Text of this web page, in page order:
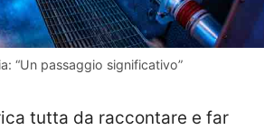
“Un passaggio significativo”
tutta da raccontare e far